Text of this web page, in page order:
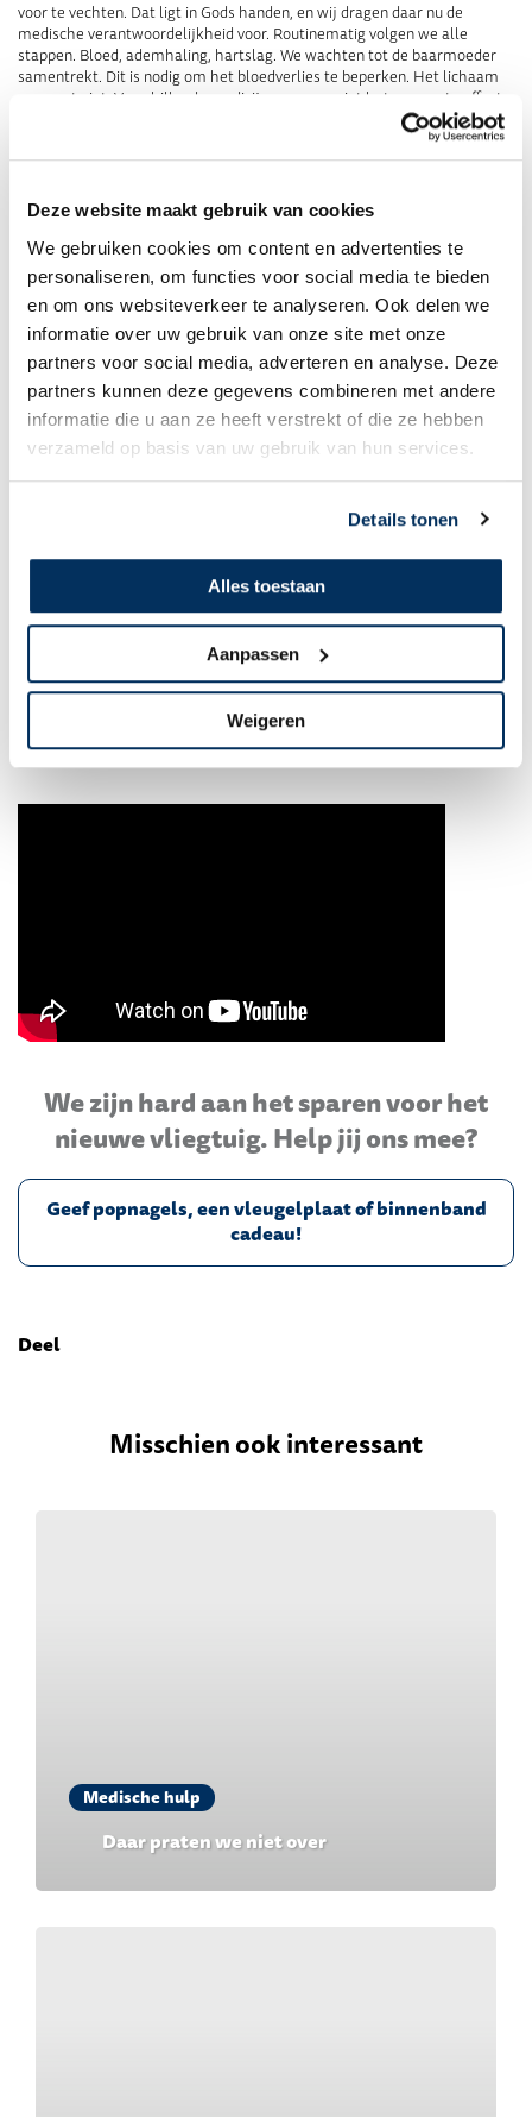
Deze website maakt gebruik van cookies
We gebruiken cookies om content en advertenties te
personaliseren, om functies voor social media te bieden
en om ons websiteverkeer te analyseren. Ook delen we
informatie over uw gebruik van onze site met onze
partners voor social media, adverteren en analyse. Deze
partners kunnen deze gegevens combineren met andere
informatie die u aan ze heeft verstrekt of die ze hebben
verzameld op basis van uw gebruik van hun services.
Details tonen
Alles toestaan
Aanpassen
Weigeren
voor te vechten. Dat ligt in Gods handen, en wij dragen daar nu de
medische verantwoordelijkheid voor. Routinematig volgen we alle
stappen. Bloed, ademhaling, hartslag. We wachten tot de baarmoeder
samentrekt. Dit is nodig om het bloedverlies te beperken. Het lichaam
reageert niet. Verschillende medicijnen, geven niet het gewenste effect.
Er moet wat gebeuren. Clarice heeft nú een bloedtransfusie nodig. Maar
Dan blijkt dat Clarice en ik dezelfde bloedgroep hebben. Binnen no time
zit ik zelf op de geïmproviseerde operatiekamer met een naald in mijn
rechterarm. Het is inmiddels aardedonker geworden. Met hoofdlampjes
en mobiele telefoons schijnen we bij om nog iets te kunnen zien.
Ondertussen stroomt mijn bloed in een zak, die wordt doorgegeven aan
Clarice en dat heeft direct effect. De baarmoeder reageert. Dokter Uwe
hecht de wond dicht en rondt de operatie succesvol af.
Kans
Het is al laat op de avond. We zijn uitgeput. Een vriendelijk vrouw in het
dorp stelt haar huis voor ons open en daar pakken we een paar uurtjes
slaap. ’s Ochtends vroeg wandelen we terug naar de kliniek om nog even
bij Clarice te kijken. Ze is goed wakker. We helpen haar overeind en met
ondersteuning van haar moeder loopt ze een klein stukje. Wat een
aan de kliniek en lopen daarna stil de weg terug naar ons vliegtuig. Diep
gekregen om op te groeien. Dit verlies zal zij haar hele leven met zich
meedragen. Tegelijkertijd zijn we dankbaar. Dat we er konden zijn om
het leven van deze krachtige vrouw te redden.
wonen, met hun kinderen Mirthe en Thamar, in
Madagaskar. Wouter werkt
zorg voor het gezin,op vrijwillige basis inals verloskundigeenop gebied
392 op de 100.000 vrouwen in Madagaskar
We zijn hard aan het sparen voor het
nieuwe vliegtuig. Help jij ons mee?
Geef popnagels, een vleugelplaat of binnenband
cadeau!
Deel
Misschien ook interessant
Medische hulp
Daar praten we niet over